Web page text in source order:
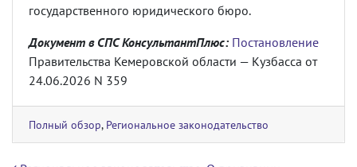
государственного юридического бюро.
Документ в СПС КонсультантПлюс: Постановление
Правительства Кемеровской области — Кузбасса от
24.06.2026 N 359
Полный обзор, Региональное законодательство